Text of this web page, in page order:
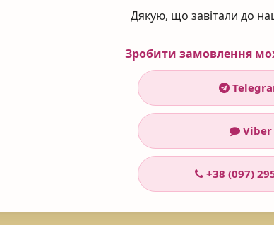
Thermus Thermophilus Ferment, Glyceryl Stearate,
Cucumis Sativus (Cucumber) Fruit Extract,
Tocopheryl Acetate, Phenoxyethanol, Fragrance,
Дякую, що завітали до
Зробити замовлення
Viber
+38 (097)